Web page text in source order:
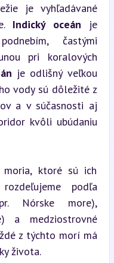
je vyhľadávané
Indický oceán je
častými
pri koralových
je odlišný veľkou
vody sú dôležité z
a v súčasnosti aj
kvôli ubúdaniu
moria, ktoré sú ich
podľa
Nórske more),
a medziostrovné
z týchto morí má
života.